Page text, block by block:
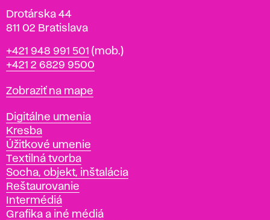
Drotárska 44
811 02 Bratislava
Telefón
+421 948 991 501 (mob.)
+421 2 6829 9500
Mapa
Zobraziť na mape
Katedry
Digitálne umenia
Kresba
Úžitkové umenie
Textilná tvorba
Socha, objekt, inštalácia
Reštaurovanie
Intermédiá
Grafika a iné médiá